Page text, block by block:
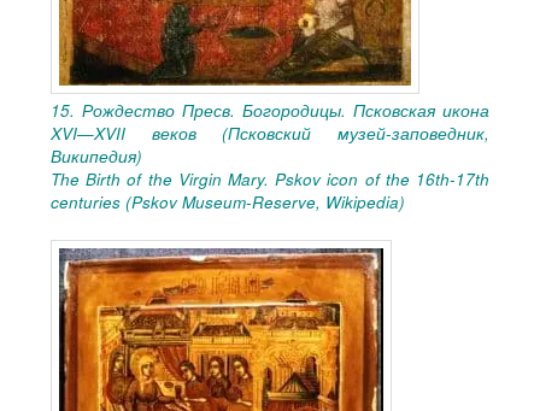
15. Рождество Пресв. Богородицы. Псковская икона
XVI—XVII веков (Псковский музей-заповедник,
Википедия)
The Birth of the Virgin Mary. Pskov icon of the 16th-17th
centuries (Pskov Museum-Reserve, Wikipedia)